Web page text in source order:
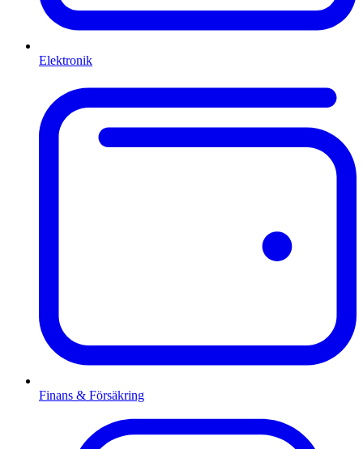
Elektronik
Finans & Försäkring